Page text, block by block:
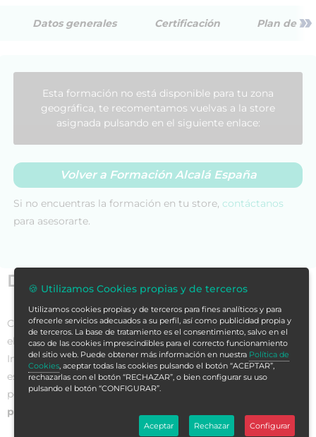
Datos generales Certificación Plan de »
Datos generales
Cuando se produce un infarto de miocardio, en la fase aguda,
el paciente es ingresado en una Unidad de Cuidados
Intensivos o en una Unidad de Cuidado Coronario. El objetivo
es
mantenerlo bajo monitorización continua,durante un
periodo variables de 4 a 5 días y, así,
prevenir la presencia de complicaciones
Esta formación no está disponible para tu zona
geográfica, te recomentamos vuelvas a la store
asignada pulsando en el siguiente enlace:
Volver a Formación Alcalá España
Si no encuentras la formación en tu store, contáctanos
para asesorarte.
🍪 Utilizamos Cookies propias y de terceros
Utilizamos cookies propias y de terceros para fines analíticos y para
ofrecerle servicios adecuados a su perfil, así como publicidad propia y
de terceros. La base de tratamiento es el consentimiento, salvo en el
caso de las cookies imprescindibles para el correcto funcionamiento
del sitio web. Puede obtener más información en nuestra Política de
Cookies, aceptar todas las cookies pulsando el botón “ACEPTAR”,
rechazarlas con el botón “RECHAZAR”, o bien configurar su uso
pulsando el botón “CONFIGURAR”.
Aceptar Rechazar Configurar